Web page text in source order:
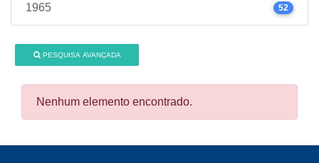
1965 52
PESQUISA AVANÇADA
Nenhum elemento encontrado.